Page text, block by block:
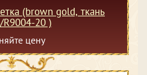
(brown gold, ткань
R9004-20 )
цену